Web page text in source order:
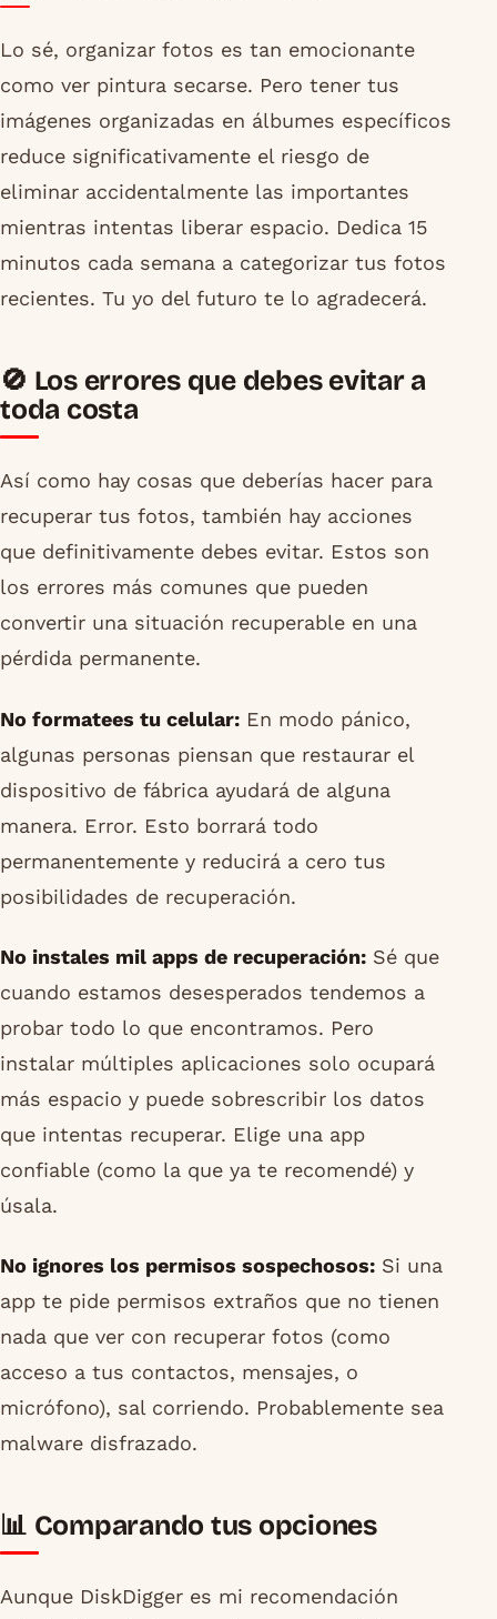
Lo sé, organizar fotos es tan emocionante
como ver pintura secarse. Pero tener tus
imágenes organizadas en álbumes específicos
reduce significativamente el riesgo de
eliminar accidentalmente las importantes
mientras intentas liberar espacio. Dedica 15
minutos cada semana a categorizar tus fotos
recientes. Tu yo del futuro te lo agradecerá.
🚫 Los errores que debes evitar a
toda costa
Así como hay cosas que deberías hacer para
recuperar tus fotos, también hay acciones
que definitivamente debes evitar. Estos son
los errores más comunes que pueden
convertir una situación recuperable en una
pérdida permanente.
No formatees tu celular: En modo pánico,
algunas personas piensan que restaurar el
dispositivo de fábrica ayudará de alguna
manera. Error. Esto borrará todo
permanentemente y reducirá a cero tus
posibilidades de recuperación.
No instales mil apps de recuperación: Sé que
cuando estamos desesperados tendemos a
probar todo lo que encontramos. Pero
instalar múltiples aplicaciones solo ocupará
más espacio y puede sobrescribir los datos
que intentas recuperar. Elige una app
confiable (como la que ya te recomendé) y
úsala.
No ignores los permisos sospechosos: Si una
app te pide permisos extraños que no tienen
nada que ver con recuperar fotos (como
acceso a tus contactos, mensajes, o
micrófono), sal corriendo. Probablemente sea
malware disfrazado.
📊 Comparando tus opciones
Aunque DiskDigger es mi recomendación